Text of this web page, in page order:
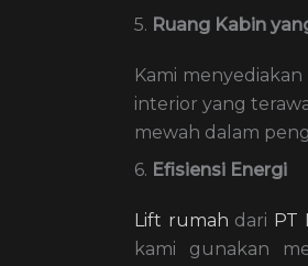
5. Ruang Kabin
Kami
interior yang
mewah dalam
6. Efisiensi Energi
Lift rumah dari PT
kami gunakan